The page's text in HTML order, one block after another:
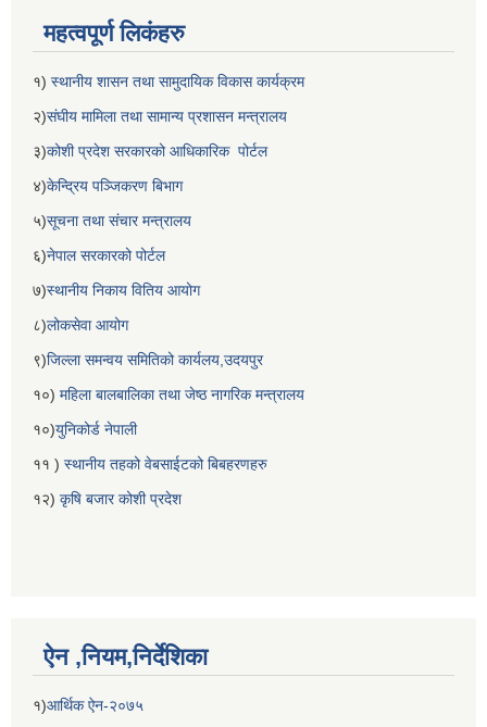
महत्वपूर्ण लिकंहरु
१) स्थानीय शासन तथा सामुदायिक विकास कार्यक्रम
२)संघीय मामिला तथा सामान्य प्रशासन मन्त्रालय
३)कोशी प्रदेश सरकारको आधिकारिक पोर्टल
४)केन्द्रिय पञ्जिकरण बिभाग
५)सूचना तथा संचार मन्त्रालय
६)नेपाल सरकारको पोर्टल
७)स्थानीय निकाय वितिय आयोग
८)लोकसेवा आयोग
९)जिल्ला समन्वय समितिको कार्यलय,उदयपुर
१०) महिला बालबालिका तथा जेष्ठ नागरिक मन्त्रालय
१०)युनिकोर्ड नेपाली
११ ) स्थानीय तहको वेबसाईटको बिबहरणहरु
१२) कृषि बजार कोशी प्रदेश
ऐन ,नियम,निर्देशिका
१)आर्थिक ऐन-२०७५